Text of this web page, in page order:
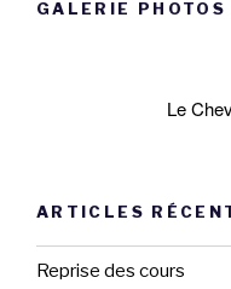
GALERIE PHOTOS
Le
ARTICLES
Reprise des cours